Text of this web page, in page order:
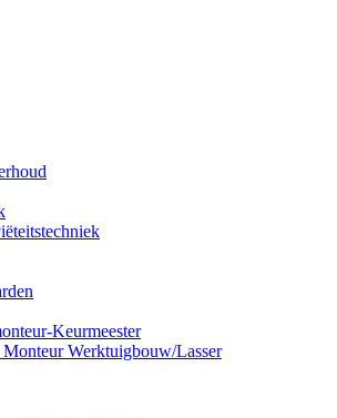
Keurmeester
Werktuigbouw/Lasser